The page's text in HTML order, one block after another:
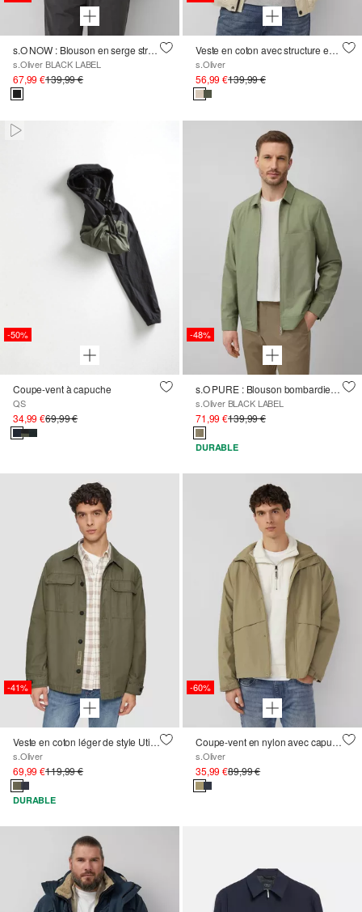
s.O NOW : Blouson en serge stretch
s.Oliver BLACK LABEL
67,99 €139,99 €
Veste en coton avec structure en sergé et poches plaquées
s.Oliver
56,99 €139,99 €
Paused • Muted
-50%
Coupe-vent à capuche
QS
34,99 €69,99 €
-48%
s.O PURE : Blouson bombardier en stretch mélangé
s.Oliver BLACK LABEL
71,99 €139,99 €
DURABLE
-41%
Veste en coton léger de style Utility
s.Oliver
69,99 €119,99 €
DURABLE
-60%
Coupe-vent en nylon avec capuche cachée
s.Oliver
35,99 €89,99 €